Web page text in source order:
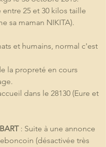
entre 25 et 30 kilos taille
sa maman NIKITA).
et humains, normal c'est
la propreté en cours
dans le 28130 (Eure et
: Suite à une annonce
(désactivée très